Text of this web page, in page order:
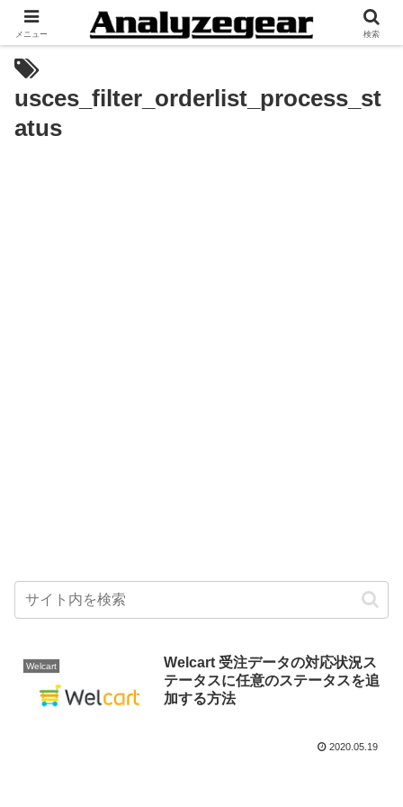
usces_filter_orderlist_process_st
atus
Welcart
Welcart 受注データの対応状況ス
テータスに任意のステータスを追
加する方法
2020.05.19
メニュー 検索